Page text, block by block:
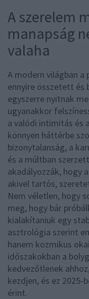
A szerelem
manapság
valaha
A modern világban a
ennyire összetett és
egyszerre nyitnak
ugyanakkor
a valódi intimitás és
könnyen háttérbe
bizonytalanság, a
és a múltban
akadályozzák, hogy
akivel tartós,
Nem véletlen, hogy
meg, hogy bár
kialakítaniuk egy
asztrológia szerint
hanem kozmikus
időszakokban a
kedvezőtlenek
kezdjen, és ez 2025-
érint.